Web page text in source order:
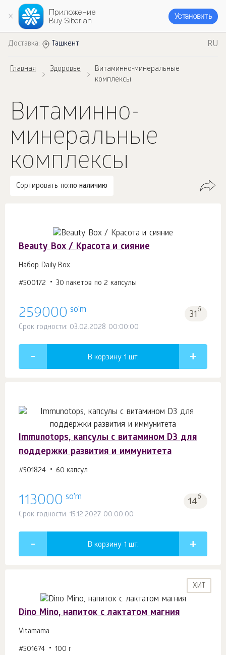
Приложение
Buy Siberian
Установить
Доставка: Ташкент RU
Главная Здоровье
Витаминно-минеральные
комплексы
Витаминно-
минеральные
комплексы
Сортировать по:по наличию
Beauty Box / Красота и сияние
Набор Daily Box
#500172 30 пакетов по 2 капсулы
259000 so'm 31б.
Срок годности: 03.02.2028 00:00:00
В корзину 1 шт.
Immunotops, капсулы с витамином D3 для
поддержки развития и иммунитета
#501824 60 капсул
113000 so'm 14б.
Срок годности: 15.12.2027 00:00:00
В корзину 1 шт.
ХИТ
Dino Mino, напиток с лактатом магния
Vitamama
#501674 100 г